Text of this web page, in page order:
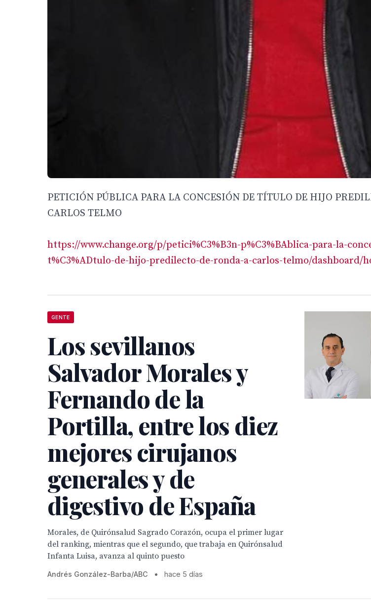
PETICIÓN PÚBLICA PARA LA CONCESIÓN DE TÍTULO DE HIJO
CARLOS TELMO
https://www.change.org/p/petici%C3%B3n-p%C3%BAblica-para-la-
t%C3%ADtulo-de-hijo-predilecto-de-ronda-a-carlos-telmo/dashboard/
GENTE
Los sevillanos
Salvador Morales y
Fernando de la
Portilla, entre los diez
mejores cirujanos
generales y de
digestivo de España
Morales, de Quirónsalud Sagrado Corazón, ocupa el primer lugar
del ranking, mientras que el segundo, que trabaja en Quirónsalud
Infanta Luisa, avanza al quinto puesto
Andrés González-Barba/ABC • hace 5 días